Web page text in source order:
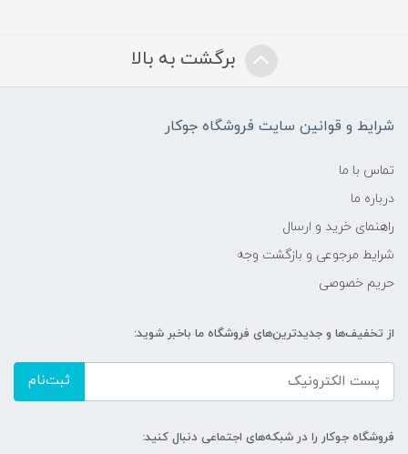
برگشت به بالا
شرایط و قوانین سایت فروشگاه جوکار
تماس با ما
درباره ما
راهنمای خرید و ارسال
شرایط مرجوعی و بازگشت وجه
حریم خصوصی
از تخفیف‌ها و جدیدترین‌های فروشگاه ما باخبر شوید:
ثبت‌نام
فروشگاه جوکار را در شبکه‌های اجتماعی دنبال کنید: